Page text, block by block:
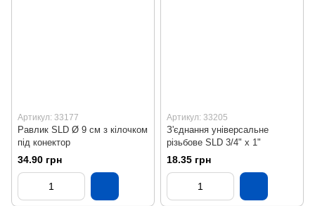
Артикул: 33177
Равлик SLD Ø 9 см з кілочком
під конектор
34.90 грн
Артикул: 33205
З'єднання універсальне
різьбове SLD 3/4" х 1"
18.35 грн